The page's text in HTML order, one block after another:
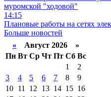
муромской "ходовой"
14:15
Плановые работы на сетях
Больше новостей
« Август 2026 »
Пн Вт Ср Чт Пт Сб Вс
1
2
3
4 5 6 7 8
9
10 11 12 13 14 15 16